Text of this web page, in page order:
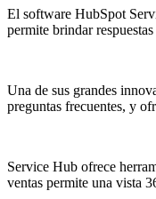
El software HubSpot
permite brindar
Una de sus grandes
preguntas frecuentes, y
Service Hub ofrece
ventas permite una vista